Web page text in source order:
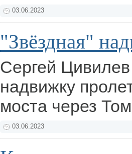
03.06.2023
"Звёздная"
Сергей
надвижку
моста через
03.06.2023